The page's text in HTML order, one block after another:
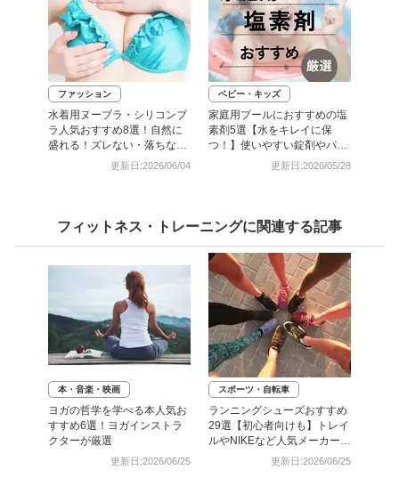
ファッション
水着用ヌーブラ・シリコンブ
ラ人気おすすめ8選！自然に
盛れる！ズレない・落ちない
更新日:2026/06/04
ベビー・キッズ
家庭用プールにおすすめの塩
素剤5選【水をキレイに保
つ！】使いやすい錠剤やパウ
更新日:2026/05/28
フィットネス・トレーニングに関連する記事
本・音楽・映画
ヨガの哲学を学べる本人気お
すすめ6選！ヨガインストラ
クターが厳選
更新日:2026/06/25
スポーツ・自転車
ランニングシューズおすすめ
29選【初心者向けも】トレイ
ルやNIKEなど人気メーカー厳
更新日:2026/06/25